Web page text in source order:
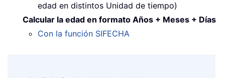
edad en distintos Unidad de tiempo)
Calcular la edad en formato Años + Meses + Días
Con la función SIFECHA